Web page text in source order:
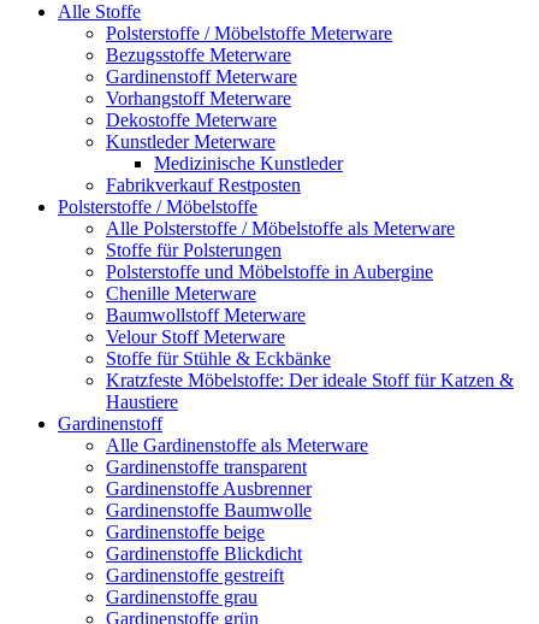
Alle Stoffe
Polsterstoffe / Möbelstoffe Meterware
Bezugsstoffe Meterware
Gardinenstoff Meterware
Vorhangstoff Meterware
Dekostoffe Meterware
Kunstleder Meterware
Medizinische Kunstleder
Fabrikverkauf Restposten
Polsterstoffe / Möbelstoffe
Alle Polsterstoffe / Möbelstoffe als Meterware
Stoffe für Polsterungen
Polsterstoffe und Möbelstoffe in Aubergine
Chenille Meterware
Baumwollstoff Meterware
Velour Stoff Meterware
Stoffe für Stühle & Eckbänke
Kratzfeste Möbelstoffe: Der ideale Stoff für Katzen &
Haustiere
Gardinenstoff
Alle Gardinenstoffe als Meterware
Gardinenstoffe transparent
Gardinenstoffe Ausbrenner
Gardinenstoffe Baumwolle
Gardinenstoffe beige
Gardinenstoffe Blickdicht
Gardinenstoffe gestreift
Gardinenstoffe grau
Gardinenstoffe grün